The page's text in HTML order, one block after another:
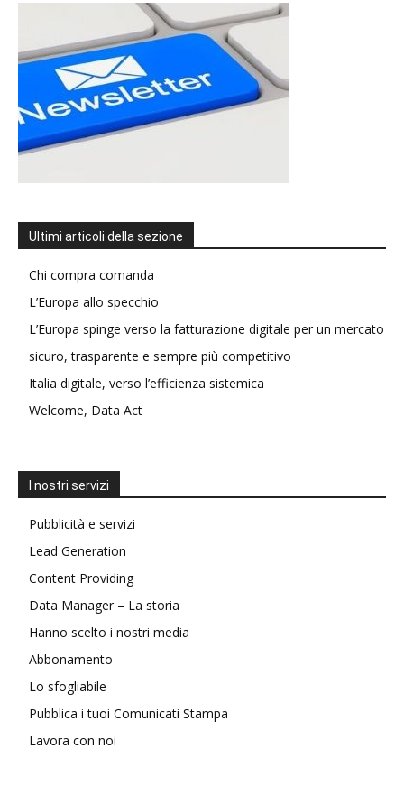
Ultimi articoli della sezione
Chi compra comanda
L’Europa allo specchio
L’Europa spinge verso la fatturazione digitale per un mercato
sicuro, trasparente e sempre più competitivo
Italia digitale, verso l’efficienza sistemica
Welcome, Data Act
I nostri servizi
Pubblicità e servizi
Lead Generation
Content Providing
Data Manager – La storia
Hanno scelto i nostri media
Abbonamento
Lo sfogliabile
Pubblica i tuoi Comunicati Stampa
Lavora con noi